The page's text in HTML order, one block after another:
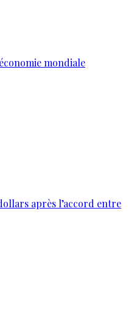
mondiale
après l’accord entre